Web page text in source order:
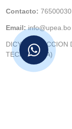
Contacto: 76500030
Email:info@upea.bo
DICYT (DIRECCION
TECNOLOGIA)